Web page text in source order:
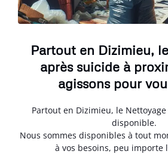
Partout en Dizimieu,
après suicide à
agissons pour
Partout en Dizimieu, le
disponible.
Nous sommes disponibles à tout
à vos besoins, peu importe